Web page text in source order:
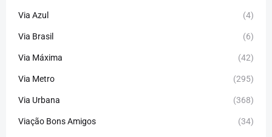
Via Azul (4)
Via Brasil (6)
Via Máxima (42)
Via Metro (295)
Via Urbana (368)
Viação Bons Amigos (34)